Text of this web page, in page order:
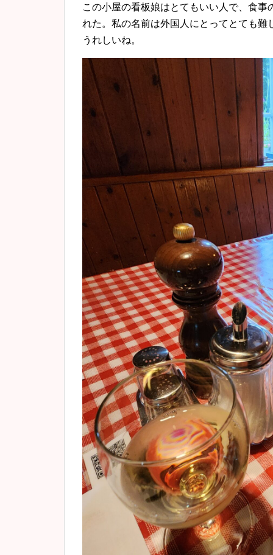
この小屋の看板娘はとてもいい人で、食
れた。私の名前は外国人にとってとても
うれしいね。